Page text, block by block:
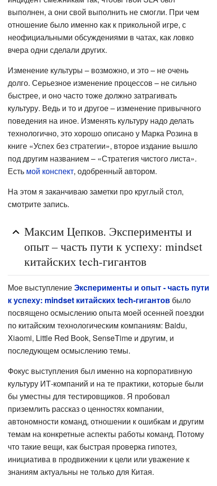
выполнен, а они свой выполнить не смогли. При чем
отношение было именно как к прикольной игре, с
неофициальными обсуждениями в чатах, как ловко
вчера одни сделали других.
Изменение культуры – возможно, и это – не очень
долго. Серьезное изменение процессов – не сильно
быстрее, и оно часто тоже должно затрагивать
культуру. Ведь и то и другое – изменение привычного
поведения на иное. Изменять культуру надо делать
технологично, это хорошо описано у Марка Розина в
книге «Успех без стратегии», второе издание вышло
под другим названием – «Стратегия чистого листа».
Есть мой конспект, одобренный автором.
На этом я заканчиваю заметки про круглый стол,
смотрите запись.
Максим Цепков. Эксперименты и
опыт – часть пути к успеху: mindset
китайских tech-гигантов
Мое выступлениеЭксперименты и опыт - часть пути
к успеху: mindset китайских tech-гигантов было
посвящено осмыслению опыта моей осенней поездки
по китайским технологическим компаниям: Baidu,
Xiaomi, Little Red Book, SenseTime и другим, и
последующем осмыслению темы.
Фокус выступления был именно на корпоративную
культуру ИТ-компаний и на те практики, которые были
бы уместны для тестировщиков. Я пробовал
приземлить рассказ о ценностях компании,
автономности команд, отношении к ошибкам и другим
темам на конкретные аспекты работы команд. Потому
что такие вещи, как быстрая проверка гипотез,
инициатива в продвижении к цели или уважение к
знаниям актуальны не только для Китая.